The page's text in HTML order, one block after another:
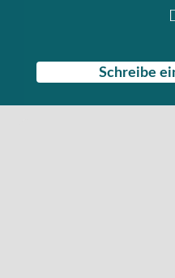
Schreibe